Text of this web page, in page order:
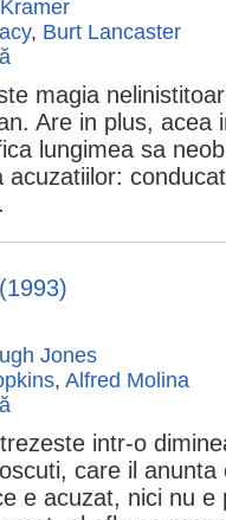
, Burt Lancaster
magia
Are in plus, acea
lungimea sa
acuzatiilor:
(1993)
Jones
, Alfred Molina
intr-o
care il
e acuzat, nici nu